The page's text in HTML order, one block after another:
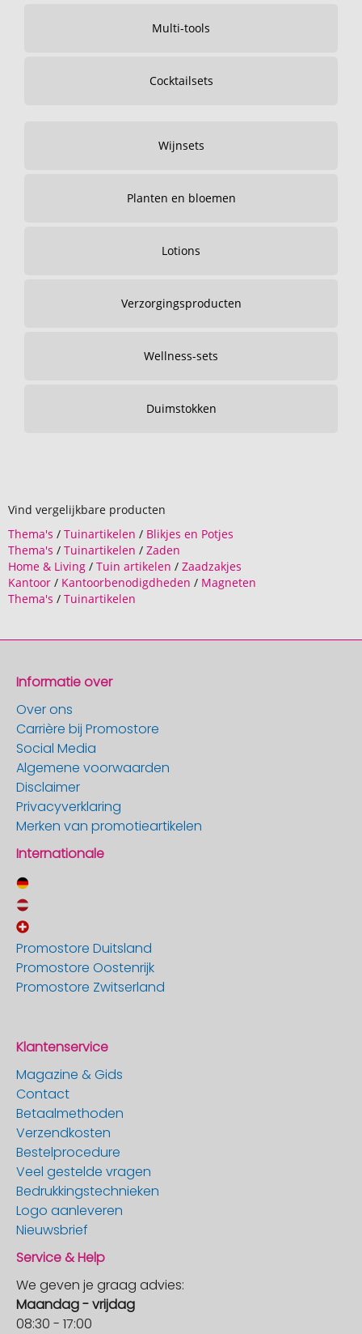
Multi-tools
Cocktailsets
Wijnsets
Planten en bloemen
Lotions
Verzorgingsproducten
Wellness-sets
Duimstokken
Vind vergelijkbare producten
Thema's / Tuinartikelen / Blikjes en Potjes
Thema's / Tuinartikelen / Zaden
Home & Living / Tuin artikelen / Zaadzakjes
Kantoor / Kantoorbenodigdheden / Magneten
Thema's / Tuinartikelen
Informatie over
Over ons
Carrière bij Promostore
Social Media
Algemene voorwaarden
Disclaimer
Privacyverklaring
Merken van promotieartikelen
Internationale
Promostore Duitsland
Promostore Oostenrijk
Promostore Zwitserland
Klantenservice
Magazine & Gids
Contact
Betaalmethoden
Verzendkosten
Bestelprocedure
Veel gestelde vragen
Bedrukkingstechnieken
Logo aanleveren
Nieuwsbrief
Service & Help
We geven je graag advies:
Maandag - vrijdag
08:30 - 17:00